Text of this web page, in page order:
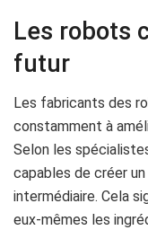
Les robots
futur
Les fabricants des
constamment à
Selon les
capables de créer un
intermédiaire. Cela
eux-mêmes les